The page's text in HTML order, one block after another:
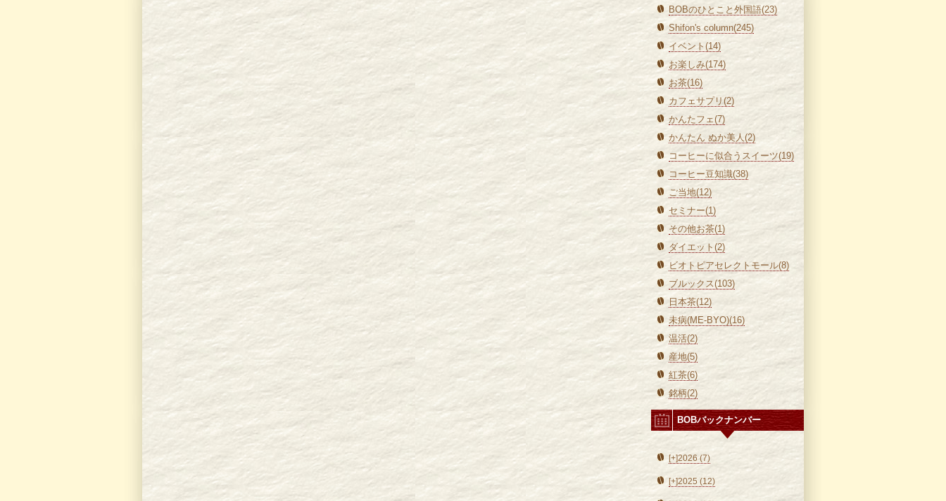
BOBのひとこと外国語(23)
Shifon's column(245)
イベント(14)
お楽しみ(174)
お茶(16)
カフェサプリ(2)
かんたフェ(7)
かんたん ぬか美人(2)
コーヒーに似合うスイーツ(19)
コーヒー豆知識(38)
ご当地(12)
セミナー(1)
その他お茶(1)
ダイエット(2)
ビオトピアセレクトモール(8)
ブルックス(103)
日本茶(12)
未病(ME-BYO)(16)
温活(2)
産地(5)
紅茶(6)
銘柄(2)
BOBバックナンバー
[+]2026 (7)
[+]2025 (12)